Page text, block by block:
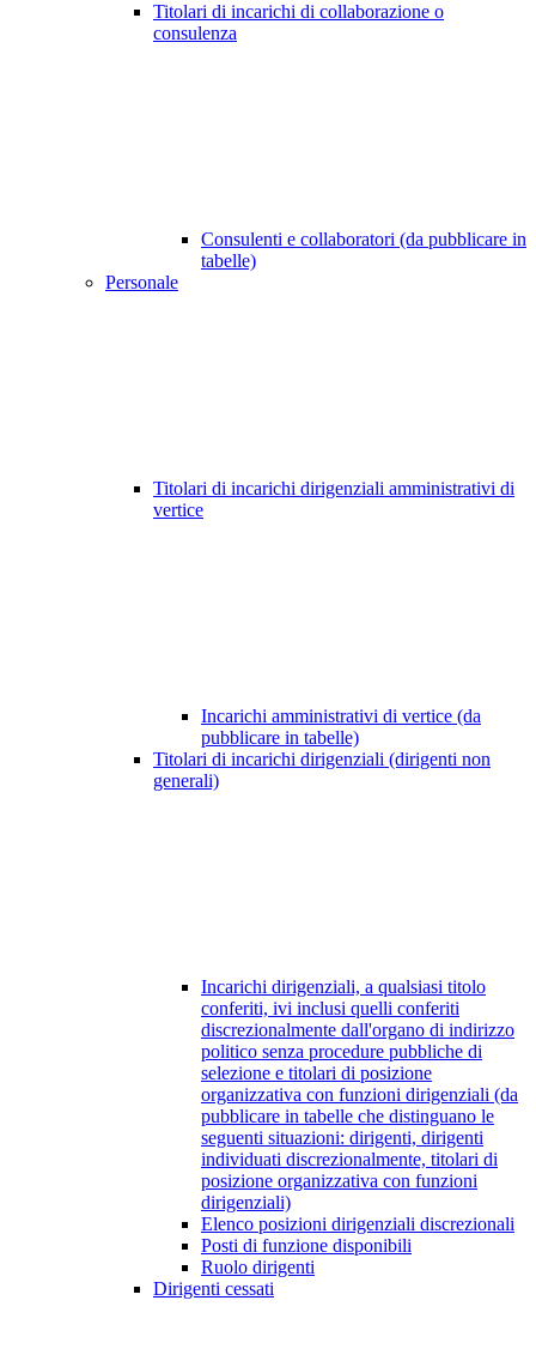
Titolari di incarichi di collaborazione o
consulenza
Consulenti e collaboratori (da pubblicare in
tabelle)
Personale
Titolari di incarichi dirigenziali amministrativi di
vertice
Incarichi amministrativi di vertice (da
pubblicare in tabelle)
Titolari di incarichi dirigenziali (dirigenti non
generali)
Incarichi dirigenziali, a qualsiasi titolo
conferiti, ivi inclusi quelli conferiti
discrezionalmente dall'organo di indirizzo
politico senza procedure pubbliche di
selezione e titolari di posizione
organizzativa con funzioni dirigenziali (da
pubblicare in tabelle che distinguano le
seguenti situazioni: dirigenti, dirigenti
individuati discrezionalmente, titolari di
posizione organizzativa con funzioni
dirigenziali)
Elenco posizioni dirigenziali discrezionali
Posti di funzione disponibili
Ruolo dirigenti
Dirigenti cessati